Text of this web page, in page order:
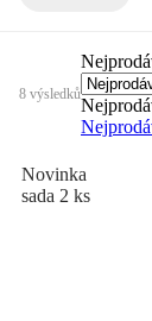
8 výsledků
Novinka
sada 2 ks